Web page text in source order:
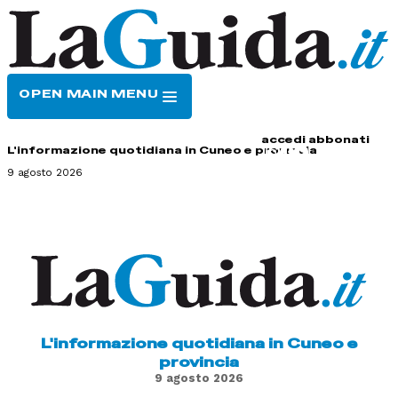
OPEN MAIN MENU
accedi abbonati
L'informazione quotidiana in Cuneo e provincia
9 agosto 2026
L'informazione quotidiana in Cuneo e
provincia
9 agosto 2026